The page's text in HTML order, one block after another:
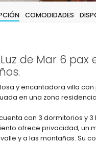
COMODIDADES
de Mar 6
y encantadora villa con
en una zona
con 3 dormitorios y
ofrece privacidad, un
y a las montañas. Su